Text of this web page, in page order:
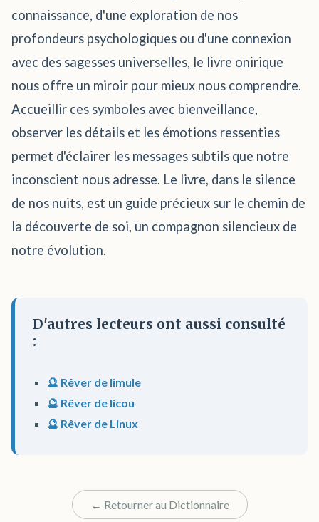
connaissance, d'une exploration de nos
profondeurs psychologiques ou d'une connexion
avec des sagesses universelles, le livre onirique
nous offre un miroir pour mieux nous comprendre.
Accueillir ces symboles avec bienveillance,
observer les détails et les émotions ressenties
permet d'éclairer les messages subtils que notre
inconscient nous adresse. Le livre, dans le silence
de nos nuits, est un guide précieux sur le chemin de
la découverte de soi, un compagnon silencieux de
notre évolution.
D'autres lecteurs ont aussi consulté
:
🔮 Rêver de limule
🔮 Rêver de licou
🔮 Rêver de Linux
← Retourner au Dictionnaire